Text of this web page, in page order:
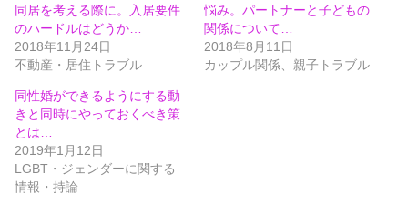
同居を考える際に。入居要件
のハードルはどうか…
2018年11月24日
不動産・居住トラブル
悩み。パートナーと子どもの
関係について…
2018年8月11日
カップル関係、親子トラブル
同性婚ができるようにする動
きと同時にやっておくべき策
とは…
2019年1月12日
LGBT・ジェンダーに関する
情報・持論